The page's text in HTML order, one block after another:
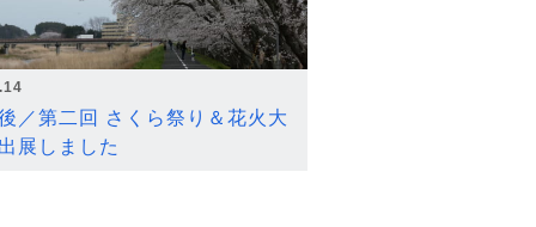
／第二回 さくら祭り＆花火大
展しました